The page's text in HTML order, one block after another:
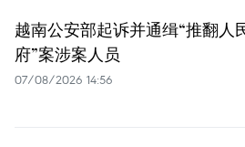
越南公安部起诉并通缉“推翻人
府”案涉案人员
07/08/2026 14:56